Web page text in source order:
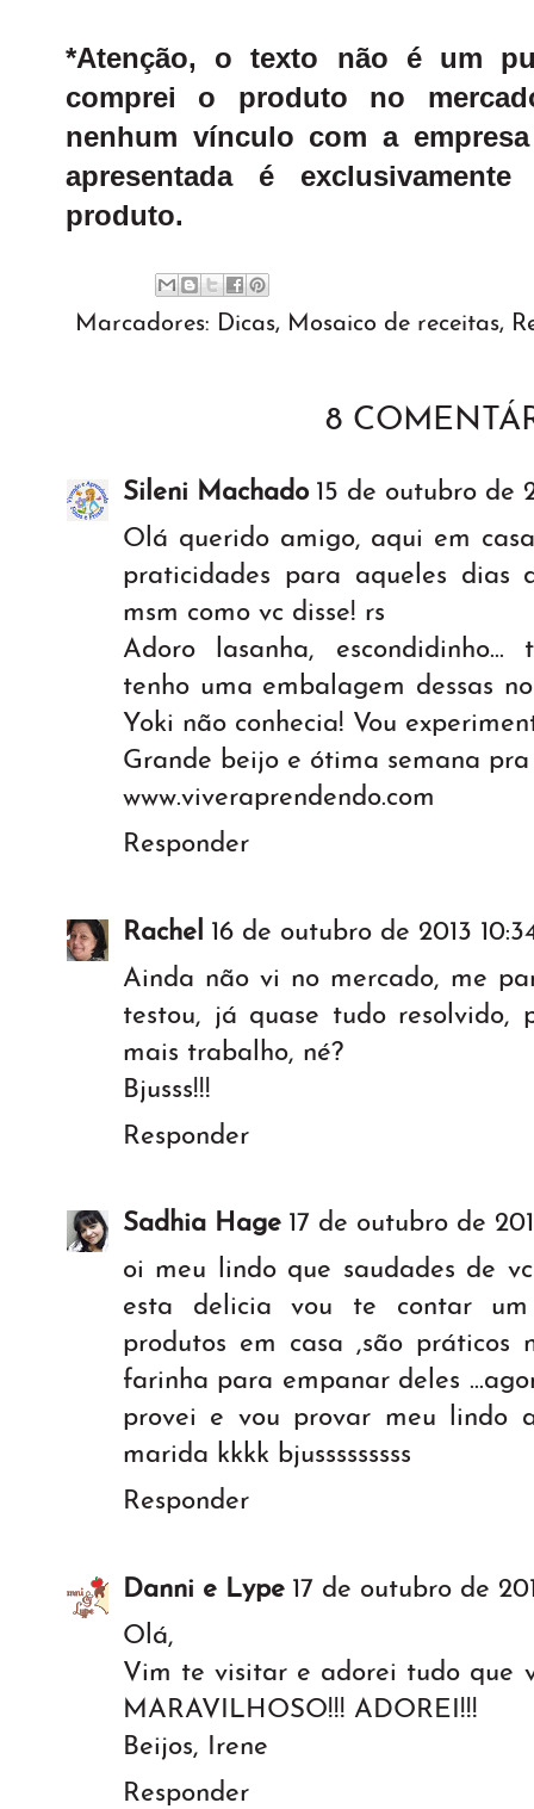
*Atenção, o texto não é um
comprei o produto no
nenhum vínculo com a
apresentada é
produto.
Marcadores: Dicas, Mosaico de receitas,
8
Sileni Machado 15 de outubro de
Olá querido amigo, aqui em
praticidades para aqueles dias
msm como vc disse! rs
Adoro lasanha, escondidinho...
tenho uma embalagem dessas
Yoki não conhecia! Vou
Grande beijo e ótima semana pra
www.viveraprendendo.com
Responder
Rachel 16 de outubro de 2013
Ainda não vi no mercado, me
testou, já quase tudo resolvido,
mais trabalho, né?
Bjusss!!!
Responder
Sadhia Hage 17 de outubro de
oi meu lindo que saudades de
esta delicia vou te contar
produtos em casa ,são práticos
farinha para empanar deles
provei e vou provar meu lindo
marida kkkk bjusssssssss
Responder
Danni e Lype 17 de outubro de
Olá,
Vim te visitar e adorei tudo que
MARAVILHOSO!!! ADOREI!!!
Beijos, Irene
Responder